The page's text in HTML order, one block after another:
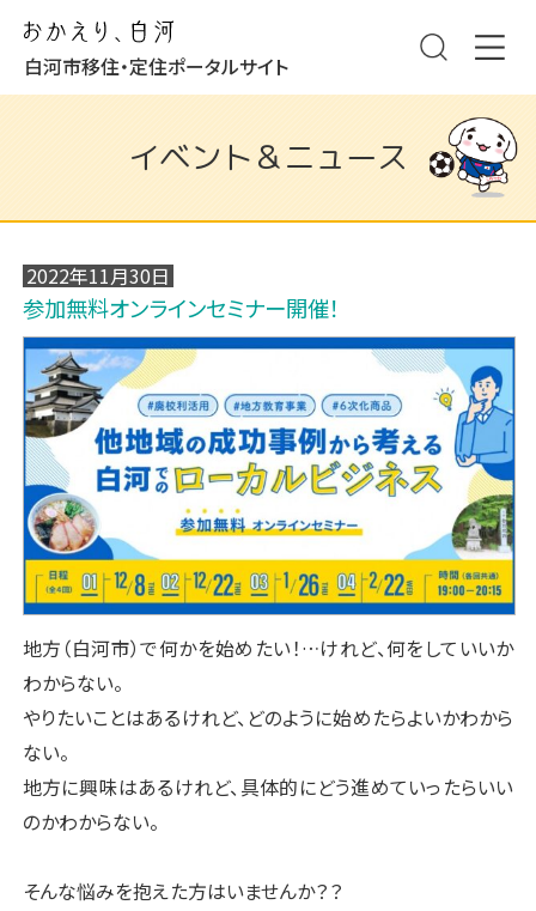
白河市移住・定住ポータルサイト
イベント＆ニュース
2022年11月30日
参加無料オンラインセミナー開催！
地方（白河市）で何かを始めたい！…けれど、何をしていいか
わからない。
やりたいことはあるけれど、どのように始めたらよいかわから
ない。
地方に興味はあるけれど、具体的にどう進めていったらいい
のかわからない。
そんな悩みを抱えた方はいませんか？？